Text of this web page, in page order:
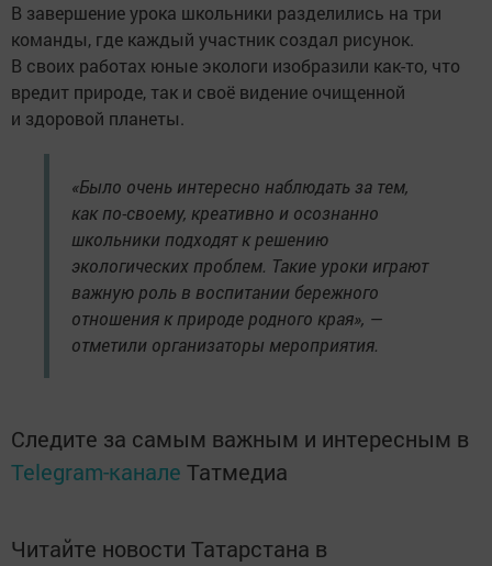
В завершение урока школьники разделились на три
команды, где каждый участник создал рисунок.
В своих работах юные экологи изобразили как-то, что
вредит природе, так и своё видение очищенной
и здоровой планеты.
«Было очень интересно наблюдать за тем,
как по-своему, креативно и осознанно
школьники подходят к решению
экологических проблем. Такие уроки играют
важную роль в воспитании бережного
отношения к природе родного края», —
отметили организаторы мероприятия.
Следите за самым важным и интересным в
Telegram-канале Татмедиа
Читайте новости Татарстана в